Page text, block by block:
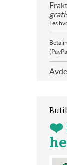
Les
❤️